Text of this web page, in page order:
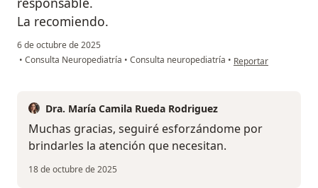
La recomiendo.
6 de octubre de 2025
• Consulta Neuropediatría • Consulta neuropediatría • en opinión del
Reportar
Dra. María Camila Rueda Rodriguez
Muchas gracias, seguiré esforzándome por
brindarles la atención que necesitan.
18 de octubre de 2025